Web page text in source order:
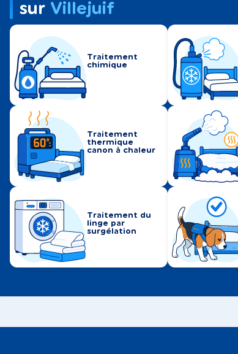
sur Villejuif
Traitement
chimique
Traitement
thermique
canon à chaleur
Traitement du
linge par
surgélation